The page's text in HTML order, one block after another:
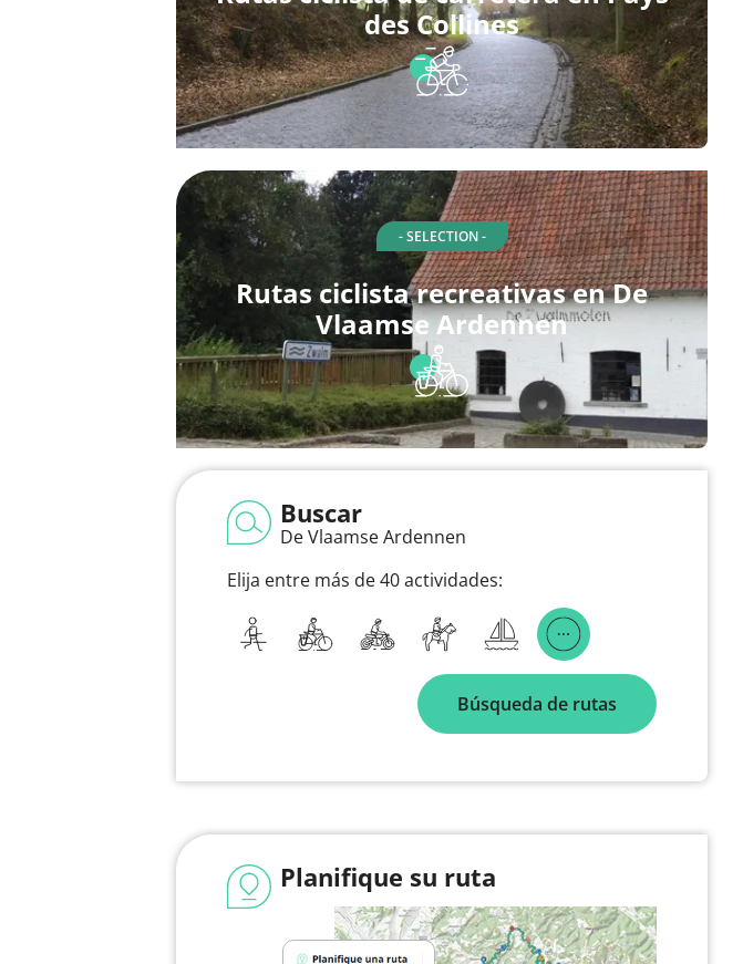
des Collines
- SELECTION -
Rutas ciclista recreativas en De
Vlaamse Ardennen
Buscar
De Vlaamse Ardennen
Elija entre más de 40 actividades:
Búsqueda de rutas
Planifique su ruta